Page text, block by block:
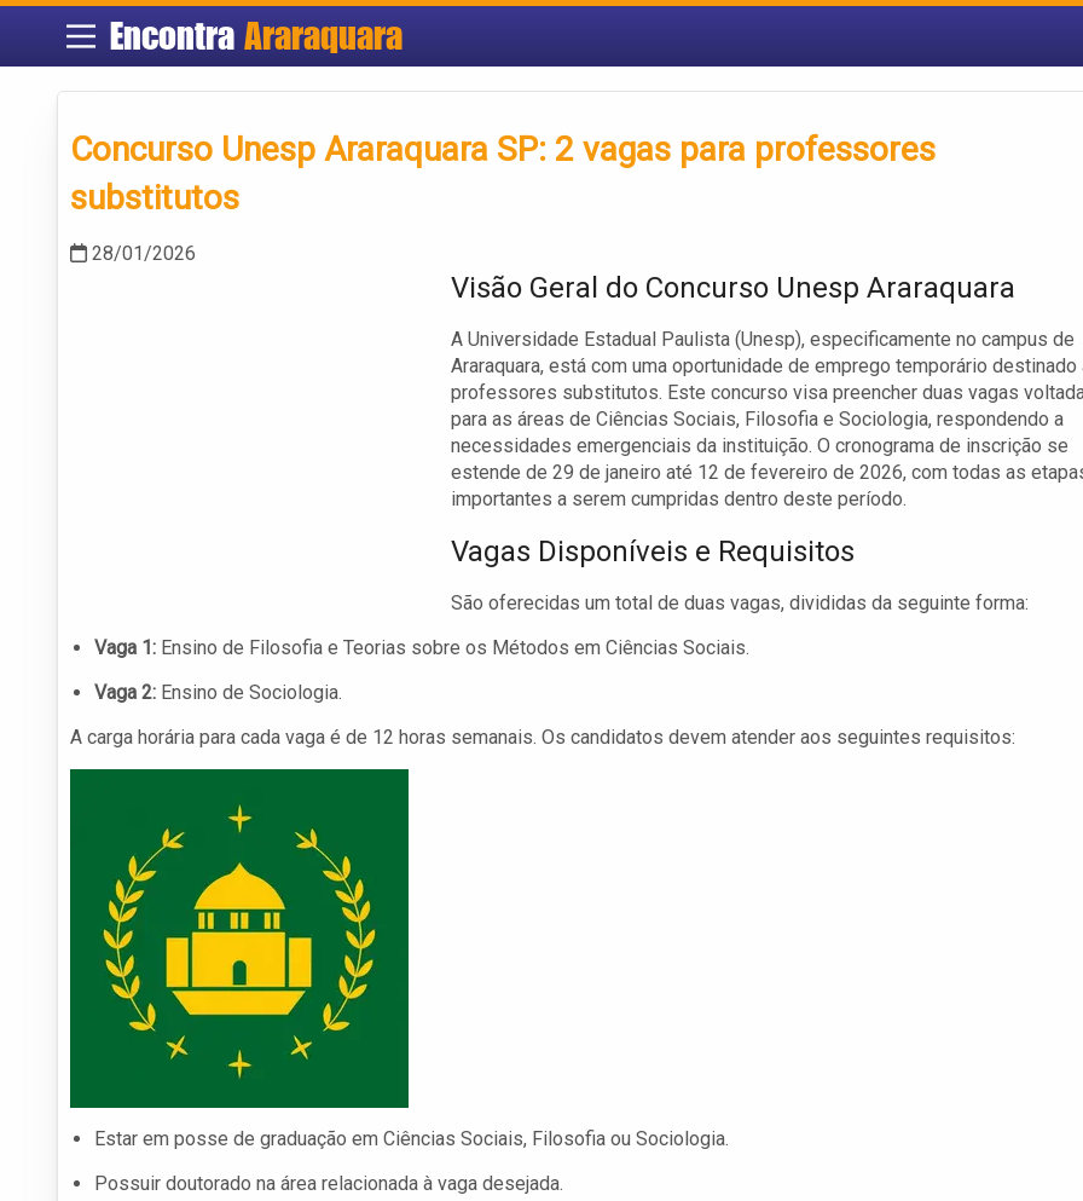
Encontra Araraquara
Concurso Unesp Araraquara SP: 2 vagas para professores
substitutos
28/01/2026
Visão Geral do Concurso Unesp Araraquara
A Universidade Estadual Paulista (Unesp), especificamente no campus de
Araraquara, está com uma oportunidade de emprego temporário destinado
professores substitutos. Este concurso visa preencher duas vagas
para as áreas de Ciências Sociais, Filosofia e Sociologia, respondendo a
necessidades emergenciais da instituição. O cronograma de inscrição se
estende de 29 de janeiro até 12 de fevereiro de 2026, com todas as
importantes a serem cumpridas dentro deste período.
Vagas Disponíveis e Requisitos
São oferecidas um total de duas vagas, divididas da seguinte forma:
Vaga 1: Ensino de Filosofia e Teorias sobre os Métodos em Ciências Sociais.
Vaga 2: Ensino de Sociologia.
A carga horária para cada vaga é de 12 horas semanais. Os candidatos devem atender aos seguintes requisitos:
Estar em posse de graduação em Ciências Sociais, Filosofia ou Sociologia.
Possuir doutorado na área relacionada à vaga desejada.